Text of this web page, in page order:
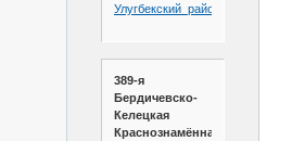
Улугбекский_район
389-я
Бердичевско-
Келецкая
Краснознамённая